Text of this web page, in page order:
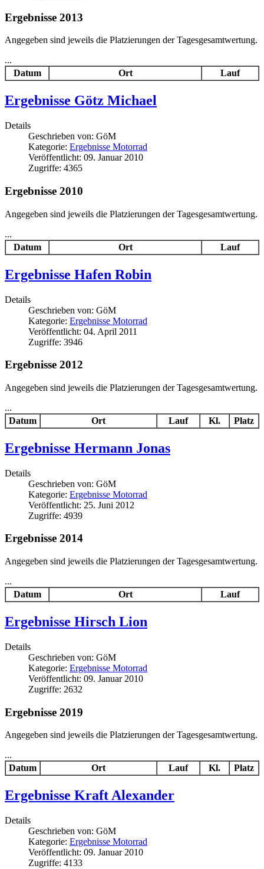
Ergebnisse 2013
Angegeben sind jeweils die Platzierungen der Tagesgesamtwertung.
...
Datum
Ort Lauf
Ergebnisse Götz Michael
Details
Geschrieben von: GöM
Kategorie: Ergebnisse Motorrad
Veröffentlicht: 09. Januar 2010
Zugriffe: 4365
Ergebnisse 2010
Angegeben sind jeweils die Platzierungen der Tagesgesamtwertung.
...
Datum
Ort Lauf
Ergebnisse Hafen Robin
Details
Geschrieben von: GöM
Kategorie: Ergebnisse Motorrad
Veröffentlicht: 04. April 2011
Zugriffe: 3946
Ergebnisse 2012
Angegeben sind jeweils die Platzierungen der Tagesgesamtwertung.
...
Datum
Ort Lauf Kl. Platz
Ergebnisse Hermann Jonas
Details
Geschrieben von: GöM
Kategorie: Ergebnisse Motorrad
Veröffentlicht: 25. Juni 2012
Zugriffe: 4939
Ergebnisse 2014
Angegeben sind jeweils die Platzierungen der Tagesgesamtwertung.
...
Datum
Ort Lauf
Ergebnisse Hirsch Lion
Details
Geschrieben von: GöM
Kategorie: Ergebnisse Motorrad
Veröffentlicht: 09. Januar 2010
Zugriffe: 2632
Ergebnisse 2019
Angegeben sind jeweils die Platzierungen der Tagesgesamtwertung.
...
Datum
Ort Lauf Kl. Platz
Ergebnisse Kraft Alexander
Details
Geschrieben von: GöM
Kategorie: Ergebnisse Motorrad
Veröffentlicht: 09. Januar 2010
Zugriffe: 4133